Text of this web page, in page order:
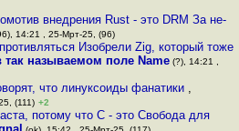
внедрения Rust - это DRM За не-
14:21 , 25-Мрт-25, (96)
Изобрели Zig, который тоже
называемом поле Name (?), 14:21 ,
что линуксоиды фанатики ,
(111) +2
потому что С - это Свобода для